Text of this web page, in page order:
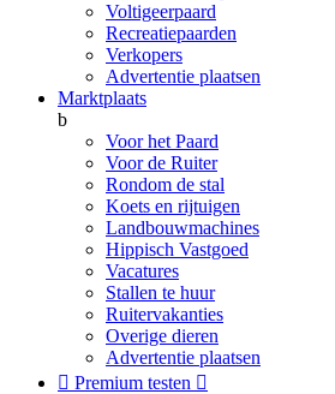
Voltigeerpaard
Recreatiepaarden
Verkopers
Advertentie plaatsen
Marktplaats
b
Voor het Paard
Voor de Ruiter
Rondom de stal
Koets en rijtuigen
Landbouwmachines
Hippisch Vastgoed
Vacatures
Stallen te huur
Ruitervakanties
Overige dieren
Advertentie plaatsen
 Premium testen 